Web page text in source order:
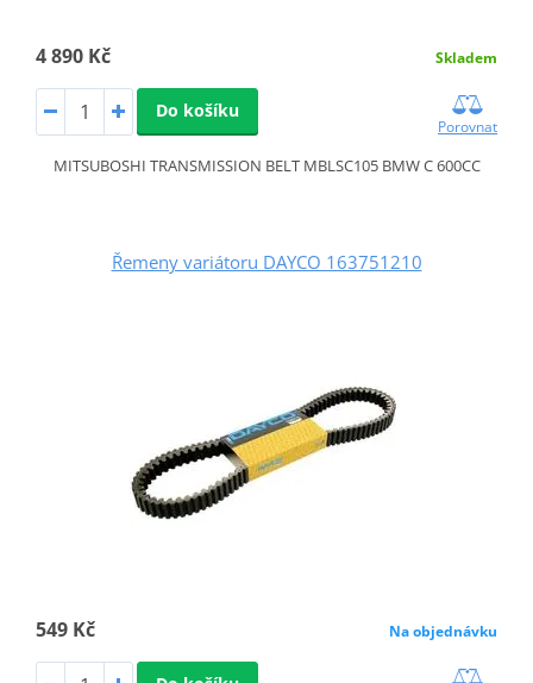
4 890 Kč Skladem
Do košíku
Porovnat
MITSUBOSHI TRANSMISSION BELT MBLSC105 BMW C 600CC
Řemeny variátoru DAYCO 163751210
549 Kč Na objednávku